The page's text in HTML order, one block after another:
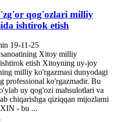
qog'ozlari milliy
ishtirok etish
19-11-25
Xitoy milliy
etish Xitoyning uy-joy
milliy ko'rgazmasi dunyodagi
professional ko'rgazmadir. Bu
uy qog'ozi mahsulotlari va
chiqarishga qiziqqan mijozlarni
- bu ...